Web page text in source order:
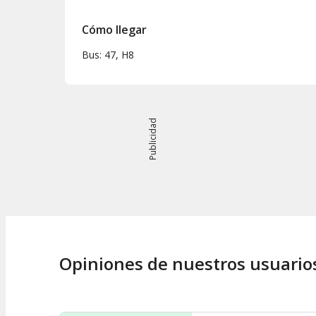
Cómo llegar
Bus: 47, H8
Publicidad
Opiniones de nuestros